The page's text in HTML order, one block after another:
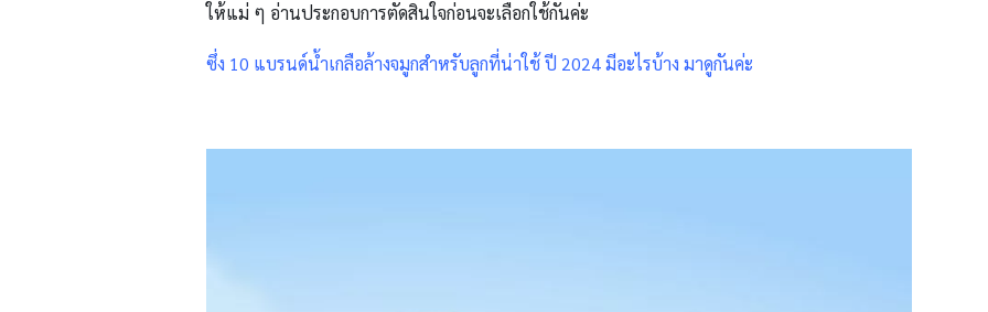
ให้แม่ ๆ อ่านประกอบการตัดสินใจก่อนจะเลือกใช้กันค่ะ
ซึ่ง 10 แบรนด์น้ำเกลือล้างจมูกสำหรับลูกที่น่าใช้ ปี 2024 มีอะไรบ้าง มาดูกันค่ะ